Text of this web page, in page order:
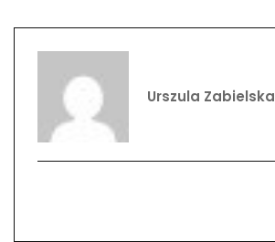
Urszula Zabielska